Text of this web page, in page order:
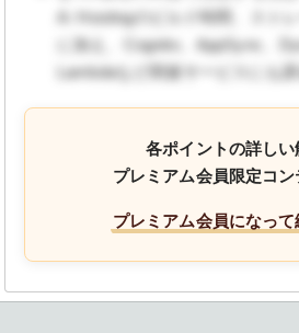
A: Hostingのビルド時間、スト
に加え、Cognito、AppSync、
Lambdaなど関連サービスにも課
各ポイントの詳しい
プレミアム会員限定コ
プレミアム会員になっ